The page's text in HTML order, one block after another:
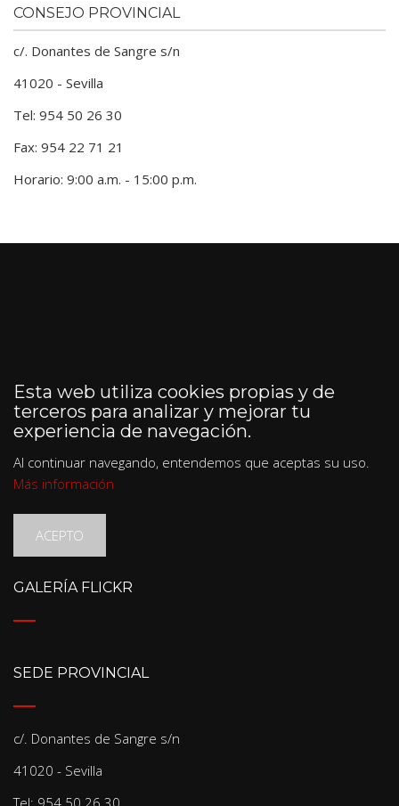
CONSEJO PROVINCIAL
c/. Donantes de Sangre s/n
41020 - Sevilla
Tel: 954 50 26 30
Fax: 954 22 71 21
Horario: 9:00 a.m. - 15:00 p.m.
Esta web utiliza cookies propias y de
terceros para analizar y mejorar tu
experiencia de navegación.
Al continuar navegando, entendemos que aceptas su uso.
Más información
ACEPTO
GALERÍA FLICKR
SEDE PROVINCIAL
c/. Donantes de Sangre s/n
41020 - Sevilla
Tel: 954 50 26 30